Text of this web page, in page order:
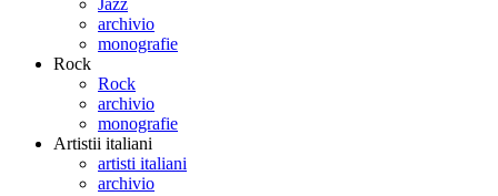
archivio
monografie
Rock
Rock
archivio
monografie
Artistii italiani
artisti italiani
archivio